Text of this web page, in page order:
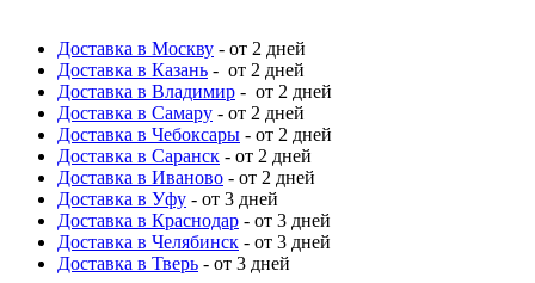
Доставка в Москву - от 2 дней
Доставка в Казань - от 2 дней
Доставка в Владимир - от 2 дней
Доставка в Самару - от 2 дней
Доставка в Чебоксары - от 2 дней
Доставка в Саранск - от 2 дней
Доставка в Иваново - от 2 дней
Доставка в Уфу - от 3 дней
Доставка в Краснодар - от 3 дней
Доставка в Челябинск - от 3 дней
Доставка в Тверь - от 3 дней